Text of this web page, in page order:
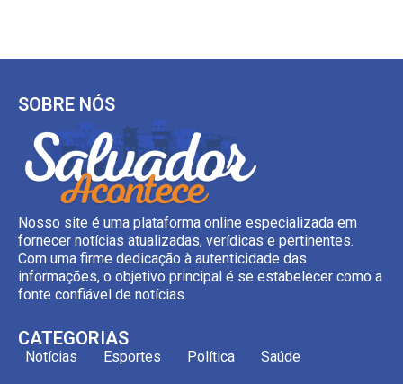
SOBRE NÓS
Nosso site é uma plataforma online especializada em
fornecer notícias atualizadas, verídicas e pertinentes.
Com uma firme dedicação à autenticidade das
informações, o objetivo principal é se estabelecer como a
fonte confiável de notícias.
CATEGORIAS
Notícias Esportes Política Saúde